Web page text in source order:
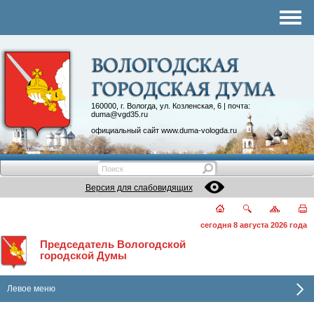
160000, г. Вологда, ул. Козленская, 6 | почта:
duma@vgd35.ru
официальный сайт www.duma-vologda.ru
Контакты
Депутатские объединения
Версия для слабовидящих
сегодня 8 августа 2026 года
Председатель Вологодской
городской Думы
Левое меню